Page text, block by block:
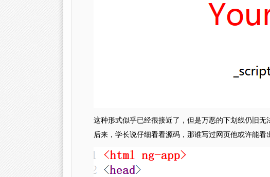
这种形式似乎已经很接近了，但是万恶的下划线仍旧无
后来，学长说仔细看看源码，那谁写过网页他或许能看